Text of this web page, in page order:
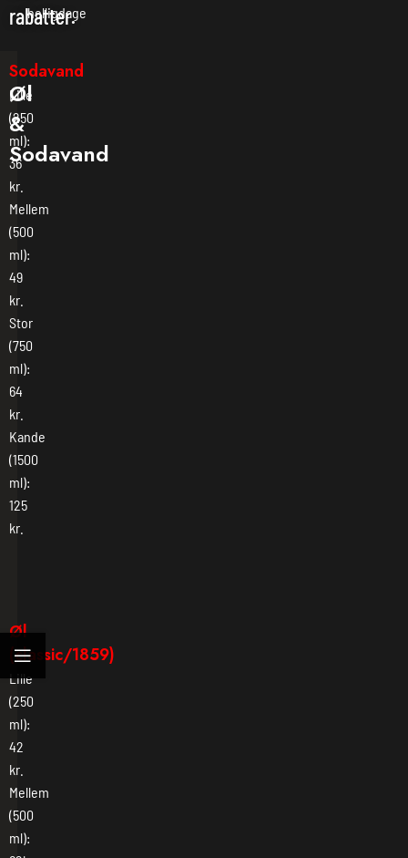
rabatter.
helligdage
Øl
&
Sodavand
Sodavand
Lille
(250
ml):
36
kr.
Mellem
(500
ml):
49
kr.
Stor
(750
ml):
64
kr.
Kande
(1500
ml):
125
kr.
Øl
(classic/1859)
Lille
(250
ml):
42
kr.
Mellem
(500
ml):